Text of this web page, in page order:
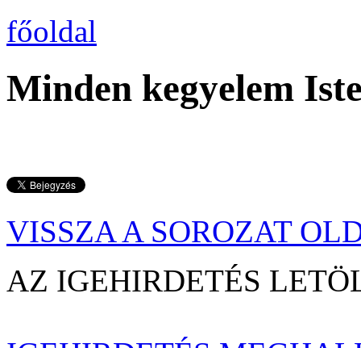
főoldal
Minden kegyelem
VISSZA A SOROZAT
AZ IGEHIRDETÉS